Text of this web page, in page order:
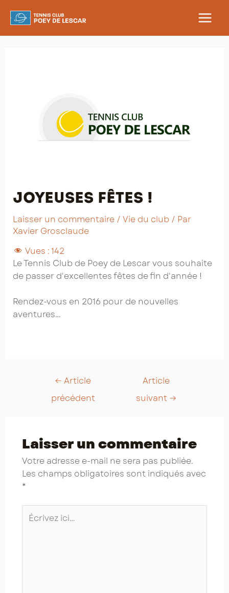
MAIN
Joyeuses fêtes !
Laisser un commentaire / Vie du club/ Par
Xavier Grosclaude
Vues :142
Le Tennis Club de Poey de Lescar vous souhaite
de passer d'excellentes fêtes de fin d'année !
Rendez-vous en 2016 pour de nouvelles
aventures…
← Article
précédent
Article
suivant →
Laisser un commentaire
Votre adresse e-mail ne sera pas publiée.
Les champs obligatoires sont indiqués avec
*
Écrivez
ici…